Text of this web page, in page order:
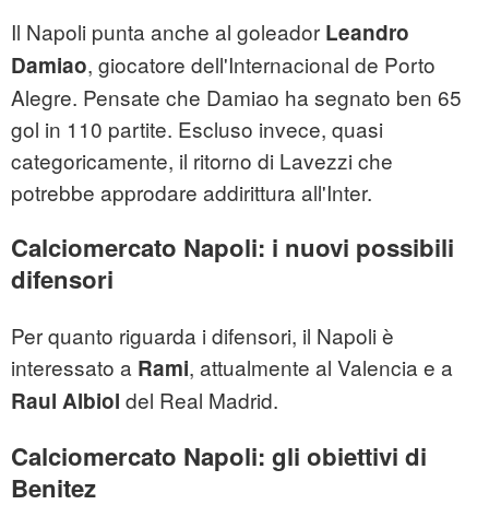
Il Napoli punta anche al goleador Leandro
Damiao, giocatore dell'Internacional de Porto
Alegre. Pensate che Damiao ha segnato ben 65
gol in 110 partite. Escluso invece, quasi
categoricamente, il ritorno di Lavezzi che
potrebbe approdare addirittura all'Inter.
Calciomercato Napoli: i nuovi possibili
difensori
Per quanto riguarda i difensori, il Napoli è
interessato a Rami, attualmente al Valencia e a
Raul Albiol del Real Madrid.
Calciomercato Napoli: gli obiettivi di
Benitez